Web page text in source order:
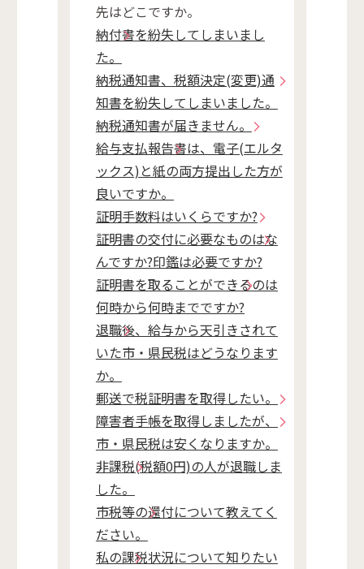
先はどこですか。
納付書を紛失してしまいまし
た。
納税通知書、税額決定(変更)通
知書を紛失してしまいました。
納税通知書が届きません。
給与支払報告書は、電子(エルタ
ックス)と紙の両方提出した方が
良いですか。
証明手数料はいくらですか?
証明書の交付に必要なものはな
んですか?印鑑は必要ですか?
証明書を取ることができるのは
何時から何時までですか?
退職後、給与から天引きされて
いた市・県民税はどうなります
か。
郵送で税証明書を取得したい。
障害者手帳を取得しましたが、
市・県民税は安くなりますか。
非課税(税額0円)の人が退職しま
した。
市税等の還付について教えてく
ださい。
私の課税状況について知りたい